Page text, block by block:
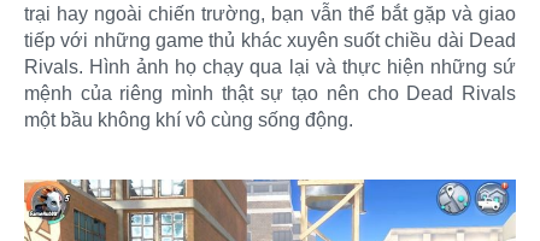
trại hay ngoài chiến trường, bạn vẫn thể bắt gặp và giao
tiếp với những game thủ khác xuyên suốt chiều dài Dead
Rivals. Hình ảnh họ chạy qua lại và thực hiện những sứ
mệnh của riêng mình thật sự tạo nên cho Dead Rivals
một bầu không khí vô cùng sống động.